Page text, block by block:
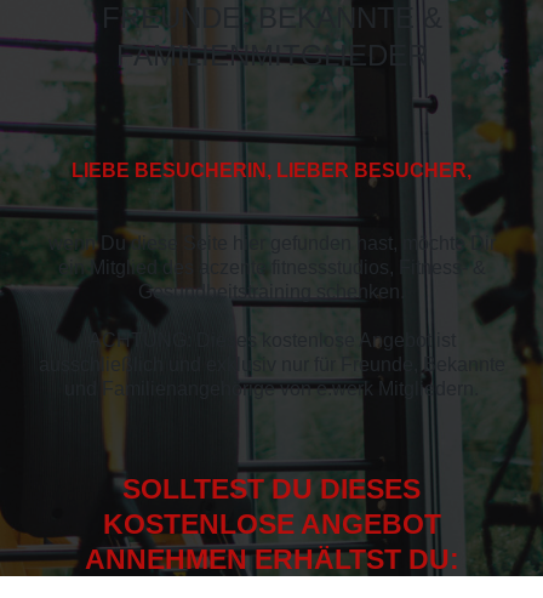
FREUNDE, BEKANNTE &
FAMILIENMITGLIEDER
LIEBE BESUCHERIN, LIEBER BESUCHER,
wenn Du diese Seite hier gefunden hast, möchte Dir
ein Mitglied des aczente fitnessstudios, Fitness- &
Gesundheitstraining schenken.
ACHTUNG: Dieses kostenlose Angebot ist
ausschließlich und exklusiv nur für Freunde, Bekannte
und Familienangehörige von e.werk Mitgliedern.
SOLLTEST DU DIESES
KOSTENLOSE ANGEBOT
ANNEHMEN ERHÄLTST DU: